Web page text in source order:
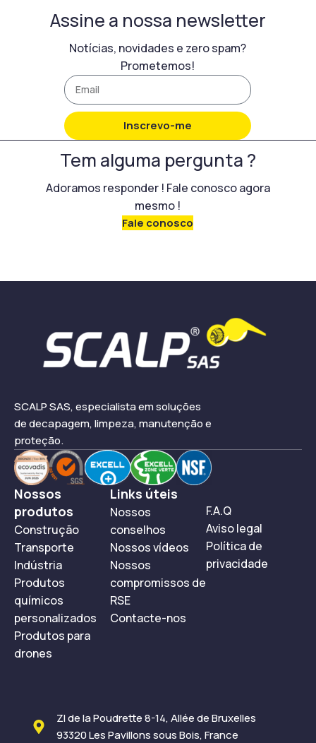
Assine a nossa newsletter
Notícias, novidades e zero spam?
Prometemos!
Inscrevo-me
Tem alguma pergunta ?
Adoramos responder ! Fale conosco agora
mesmo !
Fale conosco
SCALP SAS, especialista em soluções
de decapagem, limpeza, manutenção e
proteção.
Nossos
produtos
Construção
Transporte
Indústria
Produtos
químicos
personalizados
Produtos para
drones
Links úteis
Nossos
conselhos
Nossos vídeos
Nossos
compromissos de
RSE
Contacte-nos
F.A.Q
Aviso legal
Política de
privacidade
ZI de la Poudrette 8-14, Allée de Bruxelles
93320 Les Pavillons sous Bois, France